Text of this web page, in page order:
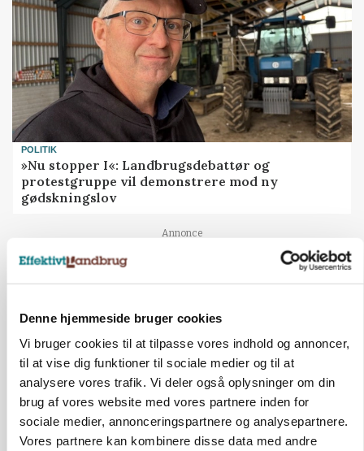
Denne hjemmeside bruger cookies
Vi bruger cookies til at tilpasse vores indhold og annoncer,
til at vise dig funktioner til sociale medier og til at
analysere vores trafik. Vi deler også oplysninger om din
brug af vores website med vores partnere inden for
sociale medier, annonceringspartnere og analysepartnere.
Vores partnere kan kombinere disse data med andre
POLITIK
»Nu stopper I«: Landbrugsdebattør og
protestgruppe vil demonstrere mod ny
gødskningslov
Annonce